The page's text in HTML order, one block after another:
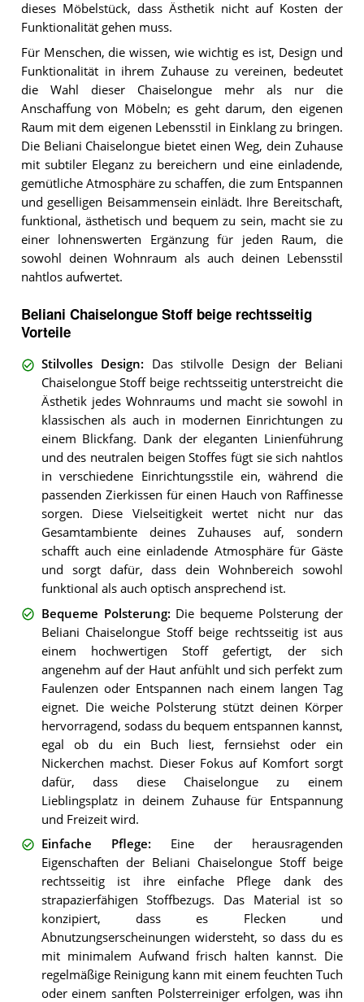
dieses Möbelstück, dass Ästhetik nicht auf Kosten der
Funktionalität gehen muss.
Für Menschen, die wissen, wie wichtig es ist, Design und
Funktionalität in ihrem Zuhause zu vereinen, bedeutet
die Wahl dieser Chaiselongue mehr als nur die
Anschaffung von Möbeln; es geht darum, den eigenen
Raum mit dem eigenen Lebensstil in Einklang zu bringen.
Die Beliani Chaiselongue bietet einen Weg, dein Zuhause
mit subtiler Eleganz zu bereichern und eine einladende,
gemütliche Atmosphäre zu schaffen, die zum Entspannen
und geselligen Beisammensein einlädt. Ihre Bereitschaft,
funktional, ästhetisch und bequem zu sein, macht sie zu
einer lohnenswerten Ergänzung für jeden Raum, die
sowohl deinen Wohnraum als auch deinen Lebensstil
nahtlos aufwertet.
Beliani Chaiselongue Stoff beige rechtsseitig
Vorteile
Stilvolles Design: Das stilvolle Design der Beliani
Chaiselongue Stoff beige rechtsseitig unterstreicht die
Ästhetik jedes Wohnraums und macht sie sowohl in
klassischen als auch in modernen Einrichtungen zu
einem Blickfang. Dank der eleganten Linienführung
und des neutralen beigen Stoffes fügt sie sich nahtlos
in verschiedene Einrichtungsstile ein, während die
passenden Zierkissen für einen Hauch von Raffinesse
sorgen. Diese Vielseitigkeit wertet nicht nur das
Gesamtambiente deines Zuhauses auf, sondern
schafft auch eine einladende Atmosphäre für Gäste
und sorgt dafür, dass dein Wohnbereich sowohl
funktional als auch optisch ansprechend ist.
Bequeme Polsterung: Die bequeme Polsterung der
Beliani Chaiselongue Stoff beige rechtsseitig ist aus
einem hochwertigen Stoff gefertigt, der sich
angenehm auf der Haut anfühlt und sich perfekt zum
Faulenzen oder Entspannen nach einem langen Tag
eignet. Die weiche Polsterung stützt deinen Körper
hervorragend, sodass du bequem entspannen kannst,
egal ob du ein Buch liest, fernsiehst oder ein
Nickerchen machst. Dieser Fokus auf Komfort sorgt
dafür, dass diese Chaiselongue zu einem
Lieblingsplatz in deinem Zuhause für Entspannung
und Freizeit wird.
Einfache Pflege: Eine der herausragenden
Eigenschaften der Beliani Chaiselongue Stoff beige
rechtsseitig ist ihre einfache Pflege dank des
strapazierfähigen Stoffbezugs. Das Material ist so
konzipiert, dass es Flecken und
Abnutzungserscheinungen widersteht, so dass du es
mit minimalem Aufwand frisch halten kannst. Die
regelmäßige Reinigung kann mit einem feuchten Tuch
oder einem sanften Polsterreiniger erfolgen, was ihn